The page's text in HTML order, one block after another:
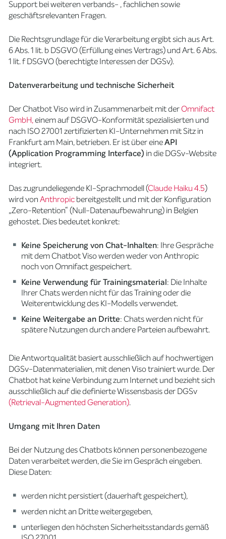
Support bei weiteren verbands- , fachlichen sowie
geschäftsrelevanten Fragen.
Die Rechtsgrundlage für die Verarbeitung ergibt sich aus Art.
6 Abs. 1 lit. b DSGVO (Erfüllung eines Vertrags) und Art. 6 Abs.
1 lit. f DSGVO (berechtigte Interessen der DGSv).
Datenverarbeitung und technische Sicherheit
Der Chatbot Viso wird in Zusammenarbeit mit derOmnifact
GmbH,einem auf DSGVO-Konformität spezialisierten und
nach ISO 27001 zertifizierten KI-Unternehmen mit Sitz in
Frankfurt am Main, betrieben. Er ist über eineAPI
(Application Programming Interface) in die DGSv-Website
integriert.
Das zugrundeliegende KI-Sprachmodell (Claude Haiku 4.5)
wird vonAnthropicbereitgestellt und mit der Konfiguration
„Zero-Retention“ (Null-Datenaufbewahrung) in Belgien
gehostet. Dies bedeutet konkret:
Keine Speicherung von Chat-Inhalten: Ihre Gespräche
mit dem Chatbot Viso werden weder von Anthropic
noch von Omnifact gespeichert.
Keine Verwendung für Trainingsmaterial: Die Inhalte
Ihrer Chats werden nicht für das Training oder die
Weiterentwicklung des KI-Modells verwendet.
Keine Weitergabe an Dritte: Chats werden nicht für
spätere Nutzungen durch andere Parteien aufbewahrt.
Die Antwortqualität basiert ausschließlich auf hochwertigen
DGSv-Datenmaterialien, mit denen Viso trainiert wurde. Der
Chatbot hat keine Verbindung zum Internet und bezieht sich
ausschließlich auf die definierte Wissensbasis der DGSv
(Retrieval-Augmented Generation).
Umgang mit Ihren Daten
Bei der Nutzung des Chatbots können personenbezogene
Daten verarbeitet werden, die Sie im Gespräch eingeben.
Diese Daten:
werden nicht persistiert (dauerhaft gespeichert),
werden nicht an Dritte weitergegeben,
unterliegen den höchsten Sicherheitsstandards gemäß